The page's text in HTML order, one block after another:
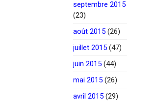
septembre 2015
(23)
août 2015 (26)
juillet 2015 (47)
juin 2015 (44)
mai 2015 (26)
avril 2015 (29)